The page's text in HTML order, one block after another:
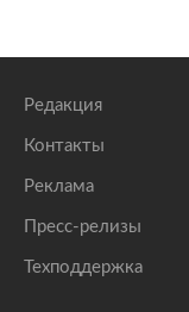
Редакция
Контакты
Реклама
Пресс-релизы
Техподдержка